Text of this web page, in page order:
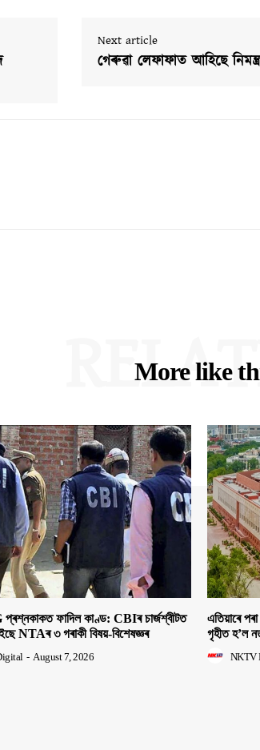
Next article
গেৰুৱা লেফাফাত আহিছে
More like
ফাদিল কাণ্ড: CBIৰ চাৰ্জশ্বীটত
NTAৰ ৩ গৰাকী বিষয়-বিশেষজ্ঞৰ
- August 7, 2026
এতিয়াৰে
গৃহীত হ’ল
NKTV